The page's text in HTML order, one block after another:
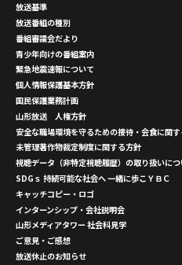
放送基準
放送番組の種別
番組審議会だより
青少年向けの番組案内
緊急地震速報について
個人情報保護基本方針
国民保護業務計画
山形放送 人権方針
安全な職場環境を守るための接待・会食に関
未管理著作物裁定制度に関する方針
視聴データ（非特定視聴履歴）の取り扱いにつ
SDGｓ 持続可能な社会へ 一緒に歩こＹＢＣ
キャッチコピー・ロゴ
インターンシップ・会社説明会
山形メディアタワー 社会科見学
ご意見・ご感想
放送休止のお知らせ